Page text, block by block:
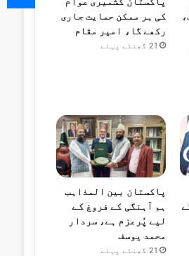
کی ہر ممکن حمایت جاری
رکھے گا، امیر مقام
21 گھنٹے پہلے
پاکستان بین المذاہب
ہم آہنگی کے فروغ کے
لیے پُرعزم ہے، سردار
محمد یوسف
21 گھنٹے پہلے